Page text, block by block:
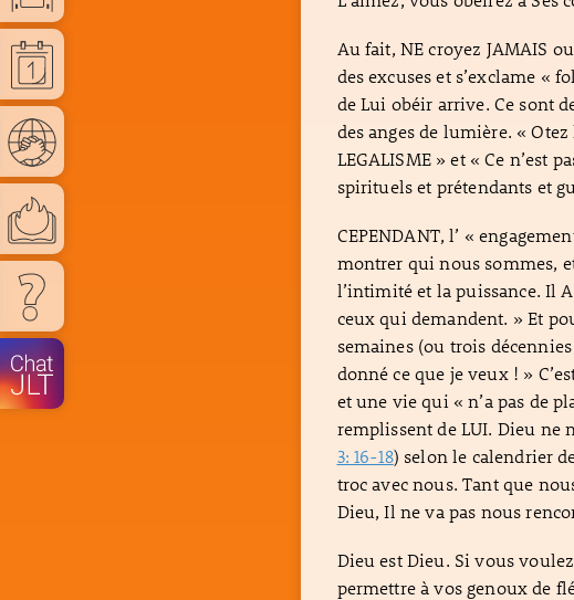
Au fait, NE croyez JAMAIS
des excuses et s’exclame «
de Lui obéir arrive. Ce sont
des anges de lumière. «
LEGALISME » et « Ce n’est
spirituels et prétendants et
CEPENDANT, l’ «
montrer qui nous sommes,
l’intimité et la puissance. Il
ceux qui demandent. » Et
semaines (ou trois
donné ce que je veux ! »
et une vie qui « n’a pas de
remplissent de LUI. Dieu ne
3: 16-18) selon le calendrier
troc avec nous. Tant que
Dieu, Il ne va pas nous
Dieu est Dieu. Si vous
permettre à vos genoux de